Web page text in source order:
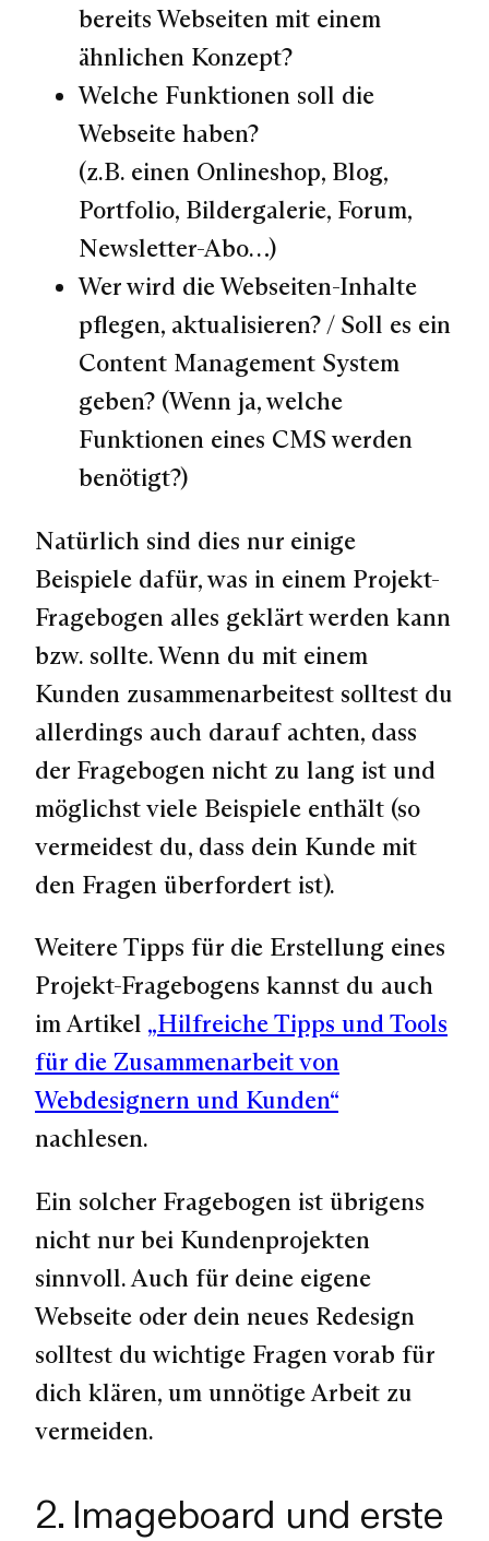
bereits Webseiten mit einem
ähnlichen Konzept?
Welche Funktionen soll die
Webseite haben?
(z.B. einen Onlineshop, Blog,
Portfolio, Bildergalerie, Forum,
Newsletter-Abo…)
Wer wird die Webseiten-Inhalte
pflegen, aktualisieren? / Soll es ein
Content Management System
geben? (Wenn ja, welche
Funktionen eines CMS werden
benötigt?)
Natürlich sind dies nur einige
Beispiele dafür, was in einem Projekt-
Fragebogen alles geklärt werden kann
bzw. sollte. Wenn du mit einem
Kunden zusammenarbeitest solltest du
allerdings auch darauf achten, dass
der Fragebogen nicht zu lang ist und
möglichst viele Beispiele enthält (so
vermeidest du, dass dein Kunde mit
den Fragen überfordert ist).
Weitere Tipps für die Erstellung eines
Projekt-Fragebogens kannst du auch
im Artikel „Hilfreiche Tipps und Tools
für die Zusammenarbeit von
Webdesignern und Kunden“
nachlesen.
Ein solcher Fragebogen ist übrigens
nicht nur bei Kundenprojekten
sinnvoll. Auch für deine eigene
Webseite oder dein neues Redesign
solltest du wichtige Fragen vorab für
dich klären, um unnötige Arbeit zu
vermeiden.
2. Imageboard und erste